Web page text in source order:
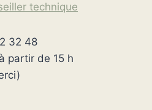
technique
32 48
partir de 15 h